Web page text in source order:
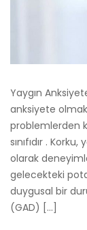
Yaygın
anksiyete
problemlerden
sınıfıdır .
olarak
gelecekteki
duygusal bir
(GAD) […]